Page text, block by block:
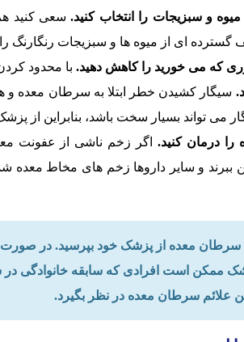
و سبزیجات را انتخاب کنید.سعی کنید
گسترده ای از میوه ها و سبزیجات رنگارنگ را
که می خورید را کاهش دهید. با محدود
سیگار کشیدن خطر ابتلا به سرطان معده و
می تواند بسیار سخت باشد، بنابراین از
درمان کنید.اگر زخم ناشی از عفونت معده
ببرند و سایر داروها زخم های مخاط معده
سرطان معده از پزشک خود بپرسید. در
ممکن است افرادی که سابقه خانوادگی در
علائم سرطان معده در نظر بگیرد.